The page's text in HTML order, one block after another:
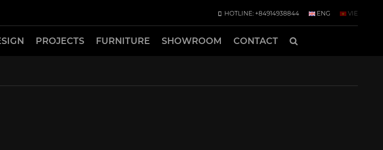
HOTLINE: +84914938844 ENG VIE
PROJECTS FURNITURE SHOWROOM CONTACT